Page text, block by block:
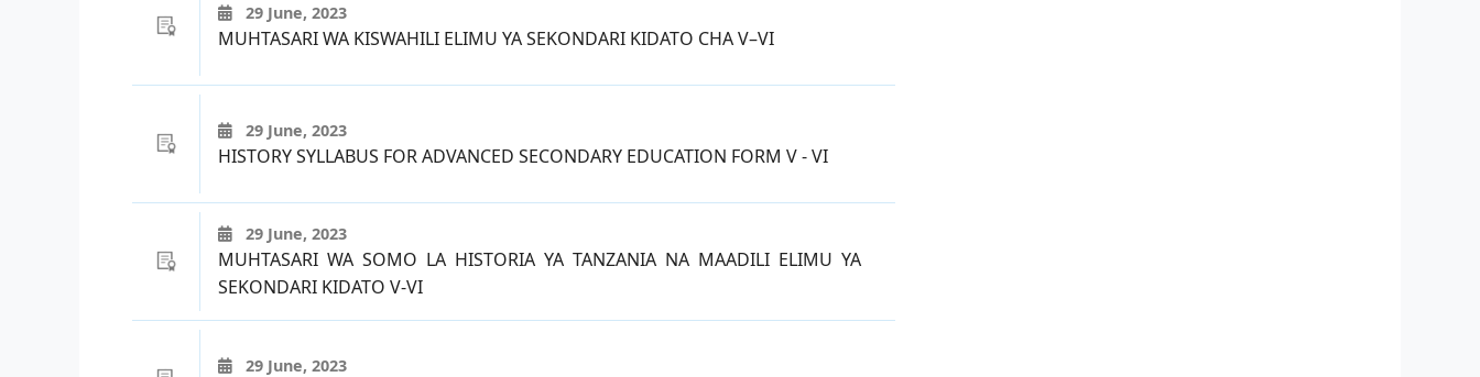
29 June, 2023
MUHTASARI WA KISWAHILI ELIMU YA SEKONDARI KIDATO CHA V–VI
29 June, 2023
HISTORY SYLLABUS FOR ADVANCED SECONDARY EDUCATION FORM V - VI
29 June, 2023
MUHTASARI WA SOMO LA HISTORIA YA TANZANIA NA MAADILI ELIMU YA
SEKONDARI KIDATO V-VI
29 June, 2023